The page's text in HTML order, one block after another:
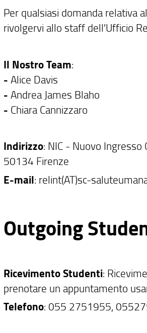
Per qualsiasi domanda relativa
rivolgervi allo staff dell'Ufficio
Il Nostro Team:
- Alice Davis
- Andrea James Blaho
- Chiara Cannizzaro
Indirizzo: NIC - Nuovo
50134 Firenze
E-mail: relint(AT)sc-
Outgoing
Ricevimento Studenti:
prenotare un appuntamento
Telefono: 055 2751955,